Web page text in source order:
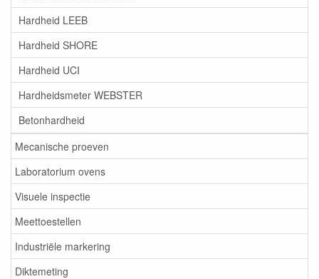
Hardheid LEEB
Hardheid SHORE
Hardheid UCI
Hardheidsmeter WEBSTER
Betonhardheid
Mecanische proeven
Laboratorium ovens
Visuele inspectie
Meettoestellen
Industriële markering
Diktemeting